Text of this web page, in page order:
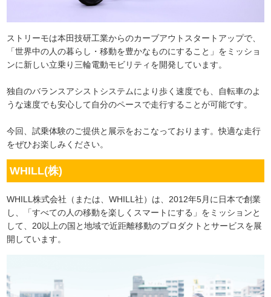
ストリーモは本田技研工業からのカーブアウトスタートアップで、
「世界中の人の暮らし・移動を豊かなものにすること」をミッショ
ンに新しい立乗り三輪電動モビリティを開発しています。
独自のバランスアシストシステムにより歩く速度でも、自転車のよ
うな速度でも安心して自分のペースで走行することが可能です。
今回、試乗体験のご提供と展示をおこなっております。快適な走行
をぜひお楽しみください。
WHILL(株)
WHILL株式会社（または、WHILL社）は、2012年5月に日本で創業
し、「すべての人の移動を楽しくスマートにする」をミッションと
して、20以上の国と地域で近距離移動のプロダクトとサービスを展
開しています。